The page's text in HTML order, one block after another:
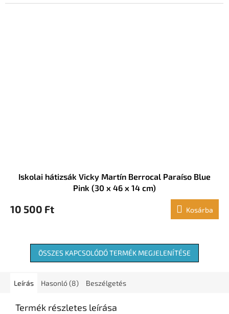
Iskolai hátizsák Vicky Martín Berrocal Paraíso Blue
Pink (30 x 46 x 14 cm)
10 500 Ft Kosárba
ÖSSZES KAPCSOLÓDÓ TERMÉK MEGJELENÍTÉSE
Leírás Hasonló (8) Beszélgetés
Termék részletes leírása